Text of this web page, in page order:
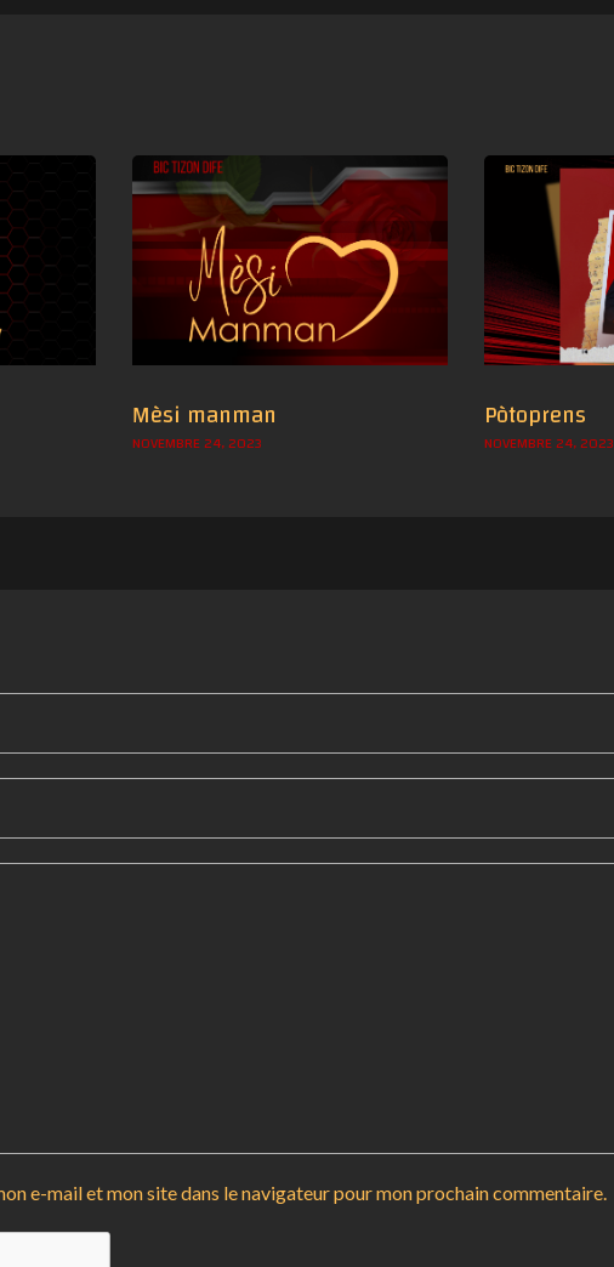
Mèsi manman
NOVEMBRE 24, 2023
Pòtoprens
NOVEMBRE 24, 2023
e-mail et mon site dans le navigateur pour mon prochain commentaire.